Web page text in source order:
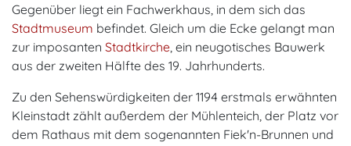
Gegenüber liegt ein Fachwerkhaus, in dem sich das
Stadtmuseum befindet. Gleich um die Ecke gelangt man
zur imposanten Stadtkirche , ein neugotisches Bauwerk
aus der zweiten Hälfte des 19. Jahrhunderts.
Zu den Sehenswürdigkeiten der 1194 erstmals erwähnten
Kleinstadt zählt außerdem der Mühlenteich, der Platz vor
dem Rathaus mit dem sogenannten Fiek'n-Brunnen und